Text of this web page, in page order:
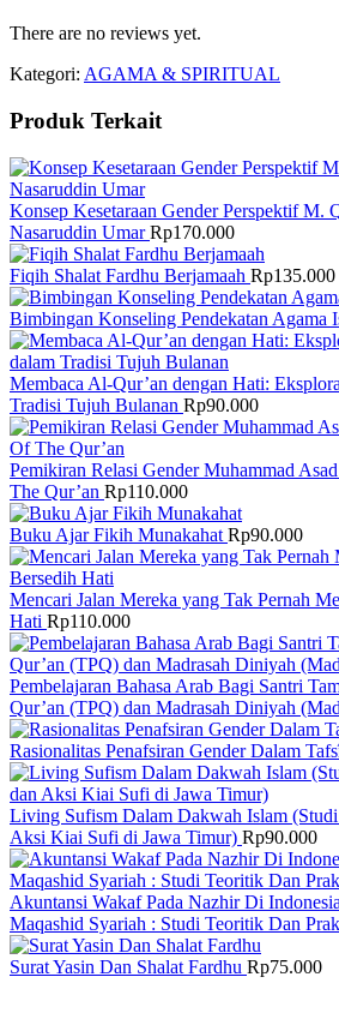
There are no reviews yet.
Kategori: AGAMA & SPIRITUAL
Produk Terkait
Konsep Kesetaraan Gender Perspektif M.
Nasaruddin UmarRp170.000
Fiqih Shalat Fardhu Berjamaah Rp135.000
Bimbingan Konseling Pendekatan Agama
Membaca Al-Qur’an dengan Hati:
Tradisi Tujuh Bulanan Rp90.000
Pemikiran Relasi Gender Muhammad
The Qur’an Rp110.000
Buku Ajar Fikih Munakahat Rp90.000
Mencari Jalan Mereka yang Tak Pernah
Hati Rp110.000
Pembelajaran Bahasa Arab Bagi Santri
Qur’an (TPQ) dan Madrasah Diniyah
Rasionalitas Penafsiran Gender Dalam
Living Sufism Dalam Dakwah Islam
Aksi Kiai Sufi di Jawa Timur) Rp90.000
Akuntansi Wakaf Pada Nazhir Di
Maqashid Syariah : Studi Teoritik Dan
Surat Yasin Dan Shalat Fardhu Rp75.000